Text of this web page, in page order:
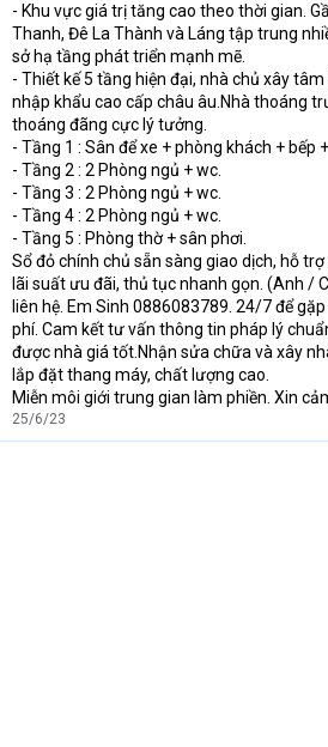
- Khu vực giá trị tăng cao theo thời gian.
Thanh, Đê La Thành và Láng tập trung
sở hạ tầng phát triển mạnh mẽ.
- Thiết kế 5 tầng hiện đại, nhà chủ xây
nhập khẩu cao cấp châu âu.Nhà thoáng
thoáng đãng cực lý tưởng.
- Tầng 1 : Sân để xe + phòng khách + bếp
- Tầng 2 : 2 Phòng ngủ + wc.
- Tầng 3 : 2 Phòng ngủ + wc.
- Tầng 4 : 2 Phòng ngủ + wc.
- Tầng 5 : Phòng thờ + sân phơi.
Sổ đỏ chính chủ sẵn sàng giao dịch, hỗ
lãi suất ưu đãi, thủ tục nhanh gọn. (Anh /
liên hệ. Em Sinh 0886083789. 24/7 để
phí. Cam kết tư vấn thông tin pháp lý
được nhà giá tốt.Nhận sửa chữa và xây
lắp đặt thang máy, chất lượng cao.
Miễn môi giới trung gian làm phiền. Xin
25/6/23